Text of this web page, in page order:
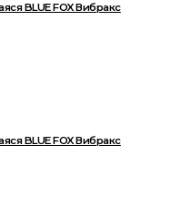
BLUE FOX Вибракс
BLUE FOX Вибракс